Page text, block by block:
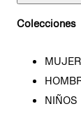
Colecciones
MUJER
NIÑOS